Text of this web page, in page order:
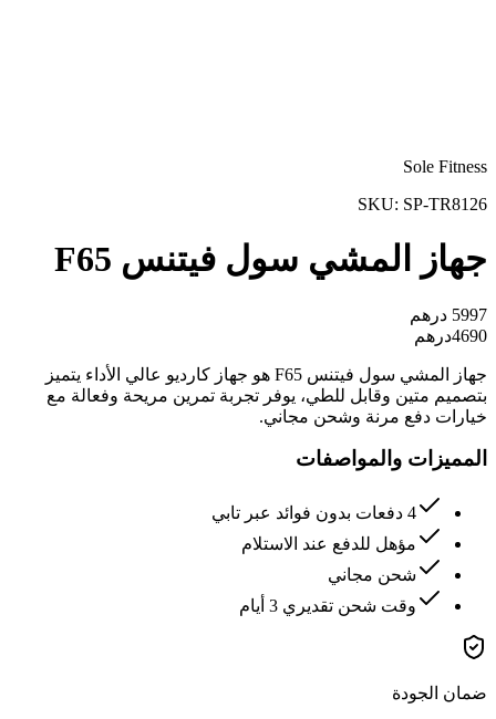
Sole Fitness
SKU: SP-TR8126
جهاز المشي سول فيتنس F65
5997 درهم
4690درهم
جهاز المشي سول فيتنس F65 هو جهاز كارديو عالي الأداء يتميز
بتصميم متين وقابل للطي، يوفر تجربة تمرين مريحة وفعالة مع
خيارات دفع مرنة وشحن مجاني.
المميزات والمواصفات
4 دفعات بدون فوائد عبر تابي
مؤهل للدفع عند الاستلام
شحن مجاني
وقت شحن تقديري 3 أيام
ضمان الجودة